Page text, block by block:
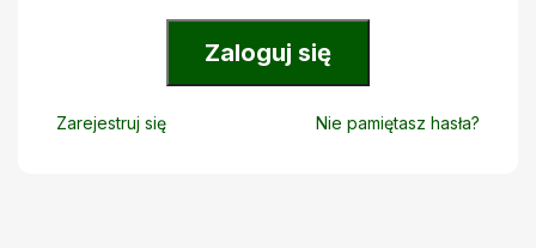
Zaloguj się
Zarejestruj się Nie pamiętasz hasła?